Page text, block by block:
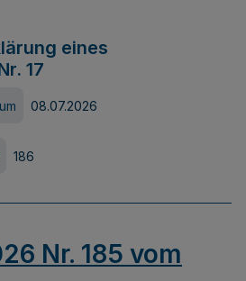
eines
17
08.07.2026
186
Nr. 185 vom